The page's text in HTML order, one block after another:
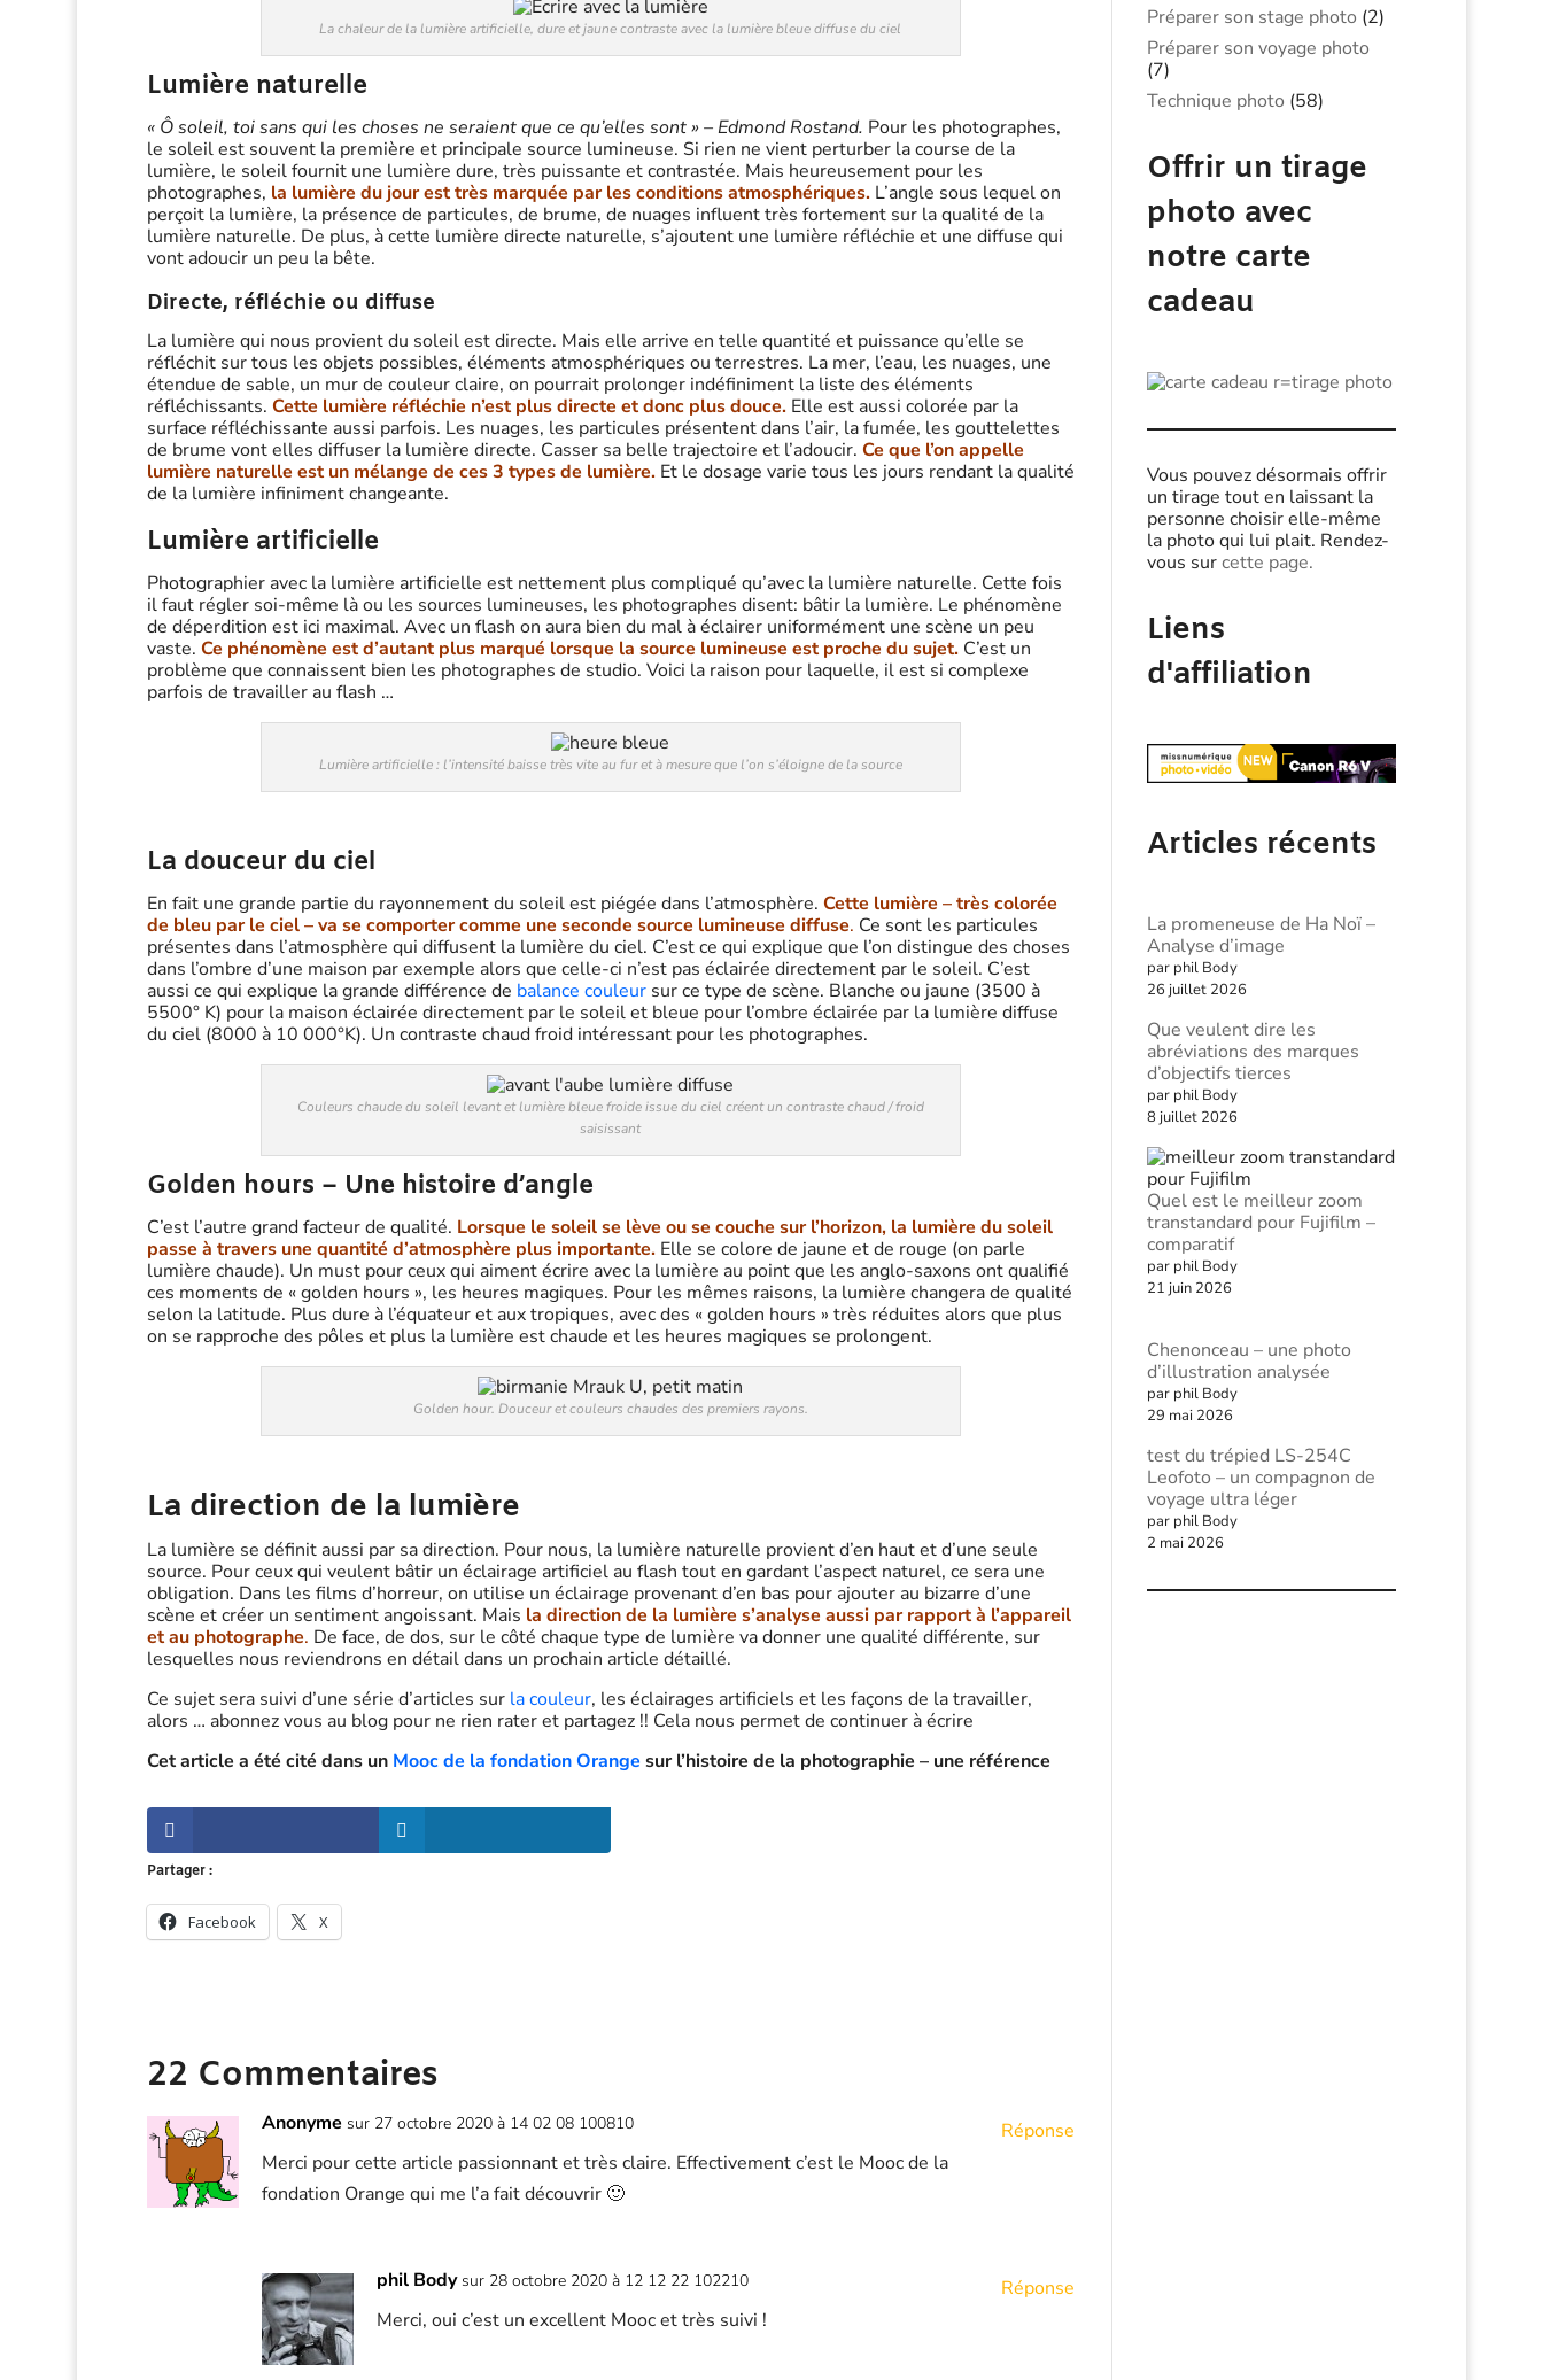
La chaleur de la lumière artificielle, dure et jaune contraste avec la lumière bleue diffuse du ciel
Lumière naturelle
« Ô soleil, toi sans qui les choses ne seraient que ce qu’elles sont » – Edmond Rostand. Pour les photographes,
le soleil est souvent la première et principale source lumineuse. Si rien ne vient perturber la course de la
lumière, le soleil fournit une lumière dure, très puissante et contrastée. Mais heureusement pour les
photographes, la lumière du jour est très marquée par les conditions atmosphériques. L’angle sous lequel on
perçoit la lumière, la présence de particules, de brume, de nuages influent très fortement sur la qualité de la
lumière naturelle. De plus, à cette lumière directe naturelle, s’ajoutent une lumière réfléchie et une diffuse qui
vont adoucir un peu la bête.
Directe, réfléchie ou diffuse
La lumière qui nous provient du soleil est directe. Mais elle arrive en telle quantité et puissance qu’elle se
réfléchit sur tous les objets possibles, éléments atmosphériques ou terrestres. La mer, l’eau, les nuages, une
étendue de sable, un mur de couleur claire, on pourrait prolonger indéfiniment la liste des éléments
réfléchissants. Cette lumière réfléchie n’est plus directe et donc plus douce.Elle est aussi colorée par la
surface réfléchissante aussi parfois. Les nuages, les particules présentent dans l’air, la fumée, les gouttelettes
de brume vont elles diffuser la lumière directe. Casser sa belle trajectoire et l’adoucir. Ce que l’on appelle
lumière naturelle est un mélange de ces 3 types de lumière.Et le dosage varie tous les jours rendant la qualité
de la lumière infiniment changeante.
Lumière artificielle
Photographier avec la lumière artificielle est nettement plus compliqué qu’avec la lumière naturelle. Cette fois
il faut régler soi-même là ou les sources lumineuses, les photographes disent: bâtir la lumière. Le phénomène
de déperdition est ici maximal. Avec un flash on aura bien du mal à éclairer uniformément une scène un peu
vaste. Ce phénomène est d’autant plus marqué lorsque la source lumineuse est proche du sujet.C’est un
problème que connaissent bien les photographes de studio. Voici la raison pour laquelle, il est si complexe
parfois de travailler au flash …
Lumière artificielle : l’intensité baisse très vite au fur et à mesure que l’on s’éloigne de la source
La douceur du ciel
En fait une grande partie du rayonnement du soleil est piégée dans l’atmosphère. Cette lumière – très colorée
de bleu par le ciel – va se comporter comme une seconde source lumineuse diffuse. Ce sont les particules
présentes dans l’atmosphère qui diffusent la lumière du ciel. C’est ce qui explique que l’on distingue des choses
dans l’ombre d’une maison par exemple alors que celle-ci n’est pas éclairée directement par le soleil. C’est
aussi ce qui explique la grande différence de balance couleursur ce type de scène. Blanche ou jaune (3500 à
5500° K) pour la maison éclairée directement par le soleil et bleue pour l’ombre éclairée par la lumière diffuse
du ciel (8000 à 10 000°K). Un contraste chaud froid intéressant pour les photographes.
Couleurs chaude du soleil levant et lumière bleue froide issue du ciel créent un contraste chaud / froid
saisissant
Golden hours – Une histoire d’angle
C’est l’autre grand facteur de qualité. Lorsque le soleil se lève ou se couche sur l’horizon, la lumière du soleil
passe à travers une quantité d’atmosphère plus importante.Elle se colore de jaune et de rouge (on parle
lumière chaude). Un must pour ceux qui aiment écrire avec la lumière au point que les anglo-saxons ont qualifié
ces moments de « golden hours », les heures magiques. Pour les mêmes raisons, la lumière changera de qualité
selon la latitude. Plus dure à l’équateur et aux tropiques, avec des « golden hours » très réduites alors que plus
on se rapproche des pôles et plus la lumière est chaude et les heures magiques se prolongent.
Golden hour. Douceur et couleurs chaudes des premiers rayons.
La direction de la lumière
La lumière se définit aussi par sa direction. Pour nous, la lumière naturelle provient d’en haut et d’une seule
source. Pour ceux qui veulent bâtir un éclairage artificiel au flash tout en gardant l’aspect naturel, ce sera une
obligation. Dans les films d’horreur, on utilise un éclairage provenant d’en bas pour ajouter au bizarre d’une
scène et créer un sentiment angoissant. Mais la direction de la lumière s’analyse aussi par rapport à l’appareil
et au photographe. De face, de dos, sur le côté chaque type de lumière va donner une qualité différente, sur
lesquelles nous reviendrons en détail dans un prochain article détaillé.
Ce sujet sera suivi d’une série d’articles sur la couleur, les éclairages artificiels et les façons de la travailler,
alors … abonnez vous au blog pour ne rien rater et partagez !! Cela nous permet de continuer à écrire
Cet article a été cité dans un Mooc de la fondation Orange sur l’histoire de la photographie – une référence
Partager :
Facebook X
22 Commentaires
Anonyme sur 27 octobre 2020 à 14 02 08 100810
Merci pour cette article passionnant et très claire. Effectivement c’est le Mooc de la
fondation Orange qui me l’a fait découvrir 🙂
Réponse
phil Body sur 28 octobre 2020 à 12 12 22 102210
Merci, oui c’est un excellent Mooc et très suivi !
Réponse
Préparer son stage photo (2)
Préparer son voyage photo
(7)
Technique photo (58)
Offrir un tirage
photo avec
notre carte
cadeau
Vous pouvez désormais offrir
un tirage tout en laissant la
personne choisir elle-même
la photo qui lui plait. Rendez-
vous surcette page.
Liens
d'affiliation
Articles récents
La promeneuse de Ha Noï –
Analyse d’image
par phil Body
26 juillet 2026
Que veulent dire les
abréviations des marques
d’objectifs tierces
par phil Body
8 juillet 2026
Quel est le meilleur zoom
transtandard pour Fujifilm –
comparatif
par phil Body
21 juin 2026
Chenonceau – une photo
d’illustration analysée
par phil Body
29 mai 2026
test du trépied LS-254C
Leofoto – un compagnon de
voyage ultra léger
par phil Body
2 mai 2026